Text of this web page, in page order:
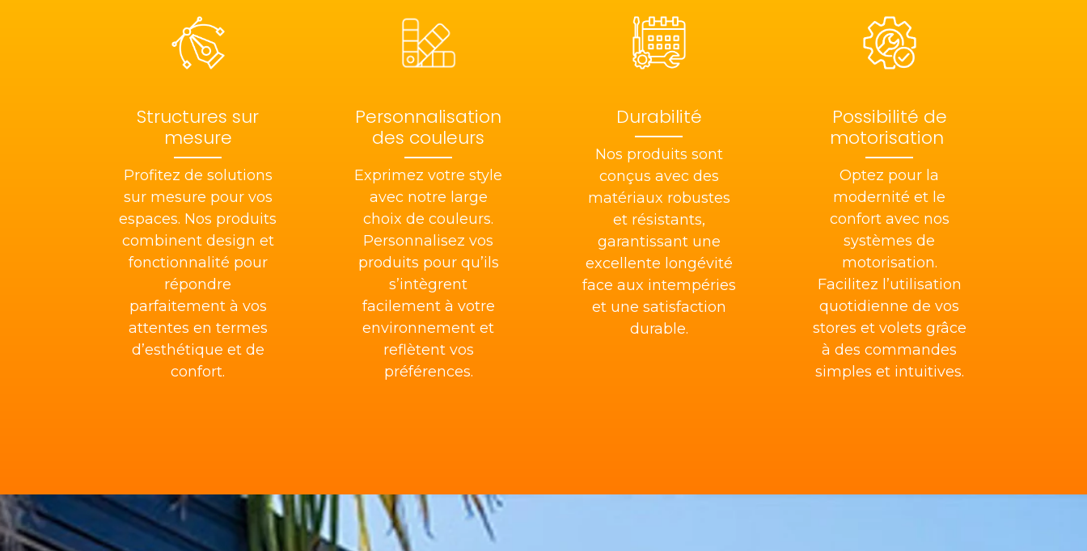
Structures sur
mesure
Profitez de solutions
sur mesure pour vos
espaces. Nos produits
combinent design et
fonctionnalité pour
répondre
parfaitement à vos
attentes en termes
d’esthétique et de
confort.
Personnalisation
des couleurs
Exprimez votre style
avec notre large
choix de couleurs.
Personnalisez vos
produits pour qu’ils
s’intègrent
facilement à votre
environnement et
reflètent vos
préférences.
Durabilité
Nos produits sont
conçus avec des
matériaux robustes
et résistants,
garantissant une
excellente longévité
face aux intempéries
et une satisfaction
durable.
Possibilité de
motorisation
Optez pour la
modernité et le
confort avec nos
systèmes de
motorisation.
Facilitez l’utilisation
quotidienne de vos
stores et volets grâce
à des commandes
simples et intuitives.